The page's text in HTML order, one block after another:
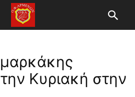
Κυριακή στην